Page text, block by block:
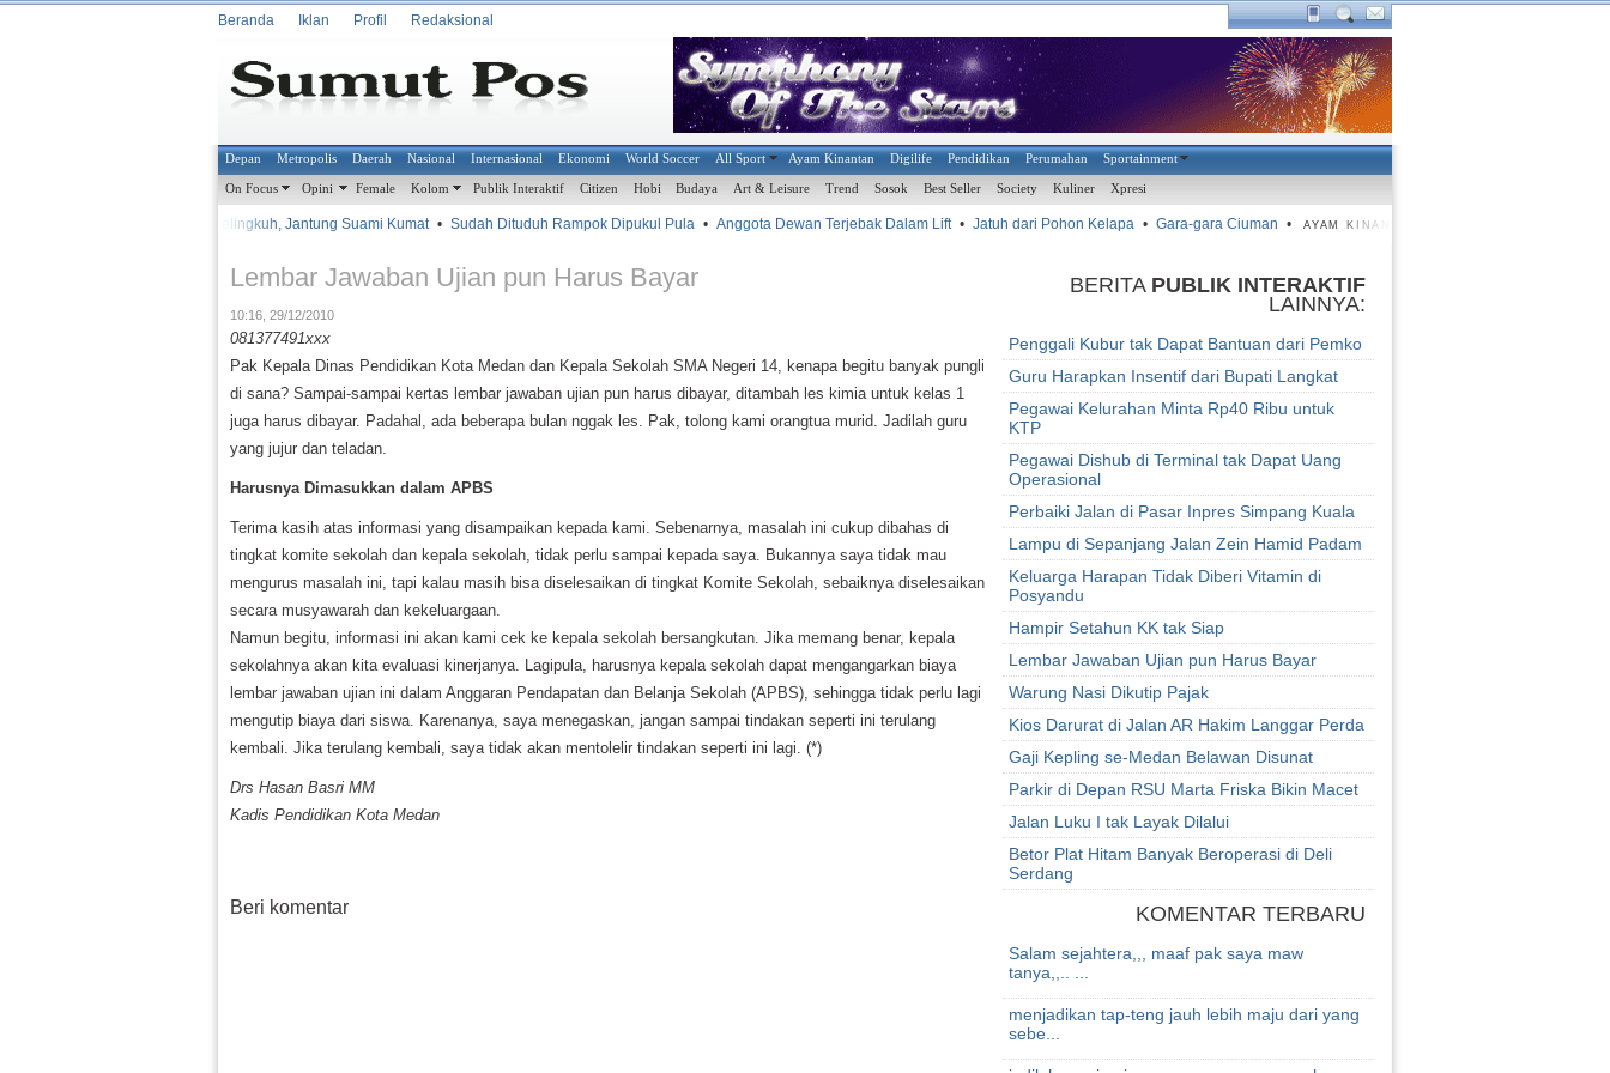
Beranda Iklan Profil Redaksional
Depan Metropolis Daerah Nasional Internasional Ekonomi World Soccer All Sport Ayam Kinantan Digilife Pendidikan Perumahan Sportainment
On Focus Opini Female Kolom Publik Interaktif Citizen Hobi Budaya Art & Leisure Trend Sosok Best Seller Society Kuliner Xpresi
Istri Selingkuh, Jantung Suami Kumat • Sudah Dituduh Rampok Dipukul Pula • Anggota Dewan Terjebak Dalam Lift • Jatuh dari Pohon Kelapa • Gara-gara Ciuman • AYAM KINANTAN
Lembar Jawaban Ujian pun Harus Bayar
10:16, 29/12/2010
081377491xxx
Pak Kepala Dinas Pendidikan Kota Medan dan Kepala Sekolah SMA Negeri 14, kenapa begitu banyak pungli
di sana? Sampai-sampai kertas lembar jawaban ujian pun harus dibayar, ditambah les kimia untuk kelas 1
juga harus dibayar. Padahal, ada beberapa bulan nggak les. Pak, tolong kami orangtua murid. Jadilah guru
yang jujur dan teladan.
Harusnya Dimasukkan dalam APBS
Terima kasih atas informasi yang disampaikan kepada kami. Sebenarnya, masalah ini cukup dibahas di
tingkat komite sekolah dan kepala sekolah, tidak perlu sampai kepada saya. Bukannya saya tidak mau
mengurus masalah ini, tapi kalau masih bisa diselesaikan di tingkat Komite Sekolah, sebaiknya diselesaikan
secara musyawarah dan kekeluargaan.
Namun begitu, informasi ini akan kami cek ke kepala sekolah bersangkutan. Jika memang benar, kepala
sekolahnya akan kita evaluasi kinerjanya. Lagipula, harusnya kepala sekolah dapat mengangarkan biaya
lembar jawaban ujian ini dalam Anggaran Pendapatan dan Belanja Sekolah (APBS), sehingga tidak perlu lagi
mengutip biaya dari siswa. Karenanya, saya menegaskan, jangan sampai tindakan seperti ini terulang
kembali. Jika terulang kembali, saya tidak akan mentolelir tindakan seperti ini lagi. (*)
Drs Hasan Basri MM
Kadis Pendidikan Kota Medan
Beri komentar
BERITA PUBLIK INTERAKTIF
LAINNYA:
Penggali Kubur tak Dapat Bantuan dari Pemko
Guru Harapkan Insentif dari Bupati Langkat
Pegawai Kelurahan Minta Rp40 Ribu untuk
KTP
Pegawai Dishub di Terminal tak Dapat Uang
Operasional
Perbaiki Jalan di Pasar Inpres Simpang Kuala
Lampu di Sepanjang Jalan Zein Hamid Padam
Keluarga Harapan Tidak Diberi Vitamin di
Posyandu
Hampir Setahun KK tak Siap
Lembar Jawaban Ujian pun Harus Bayar
Warung Nasi Dikutip Pajak
Kios Darurat di Jalan AR Hakim Langgar Perda
Gaji Kepling se-Medan Belawan Disunat
Parkir di Depan RSU Marta Friska Bikin Macet
Jalan Luku I tak Layak Dilalui
Betor Plat Hitam Banyak Beroperasi di Deli
Serdang
KOMENTAR TERBARU
Salam sejahtera,,, maaf pak saya maw
tanya,,.. ...
menjadikan tap-teng jauh lebih maju dari yang
sebe...